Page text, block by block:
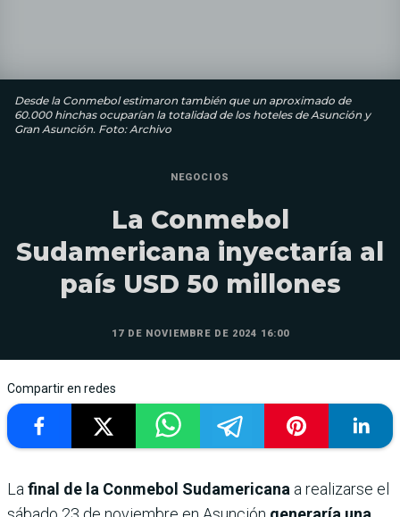
Desde la Conmebol estimaron también que un aproximado de
60.000 hinchas ocuparían la totalidad de los hoteles de Asunción y
Gran Asunción. Foto: Archivo
NEGOCIOS
La Conmebol
Sudamericana inyectaría al
país USD 50 millones
17 DE NOVIEMBRE DE 2024 16:00
Compartir en redes
Lafinal de la Conmebol Sudamericana a realizarse el